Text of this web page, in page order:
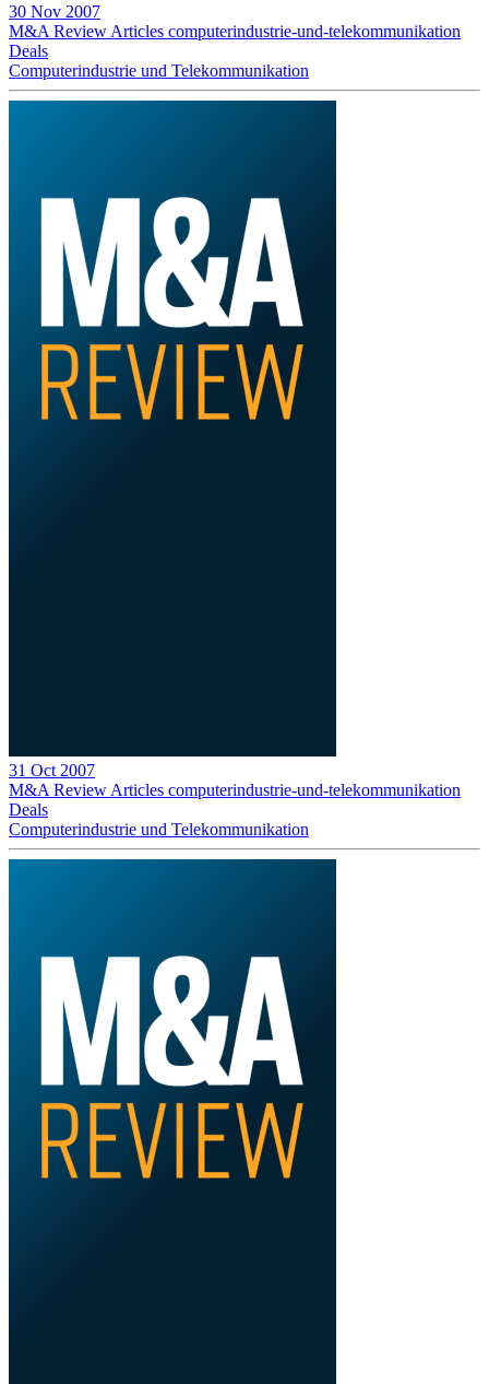
30 Nov 2007
M&A Review Articles computerindustrie-und-telekommunikation
Deals
Computerindustrie und Telekommunikation
31 Oct 2007
M&A Review Articles computerindustrie-und-telekommunikation
Deals
Computerindustrie und Telekommunikation